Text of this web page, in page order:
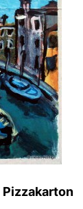
Pizzakarton